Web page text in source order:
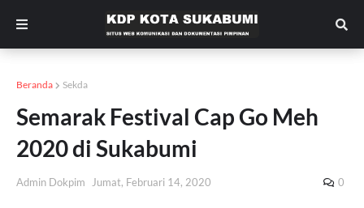
Beranda Sekda
Semarak Festival Cap Go Meh
2020 di Sukabumi
Admin Dokpim Jumat, Februari 14, 2020 0